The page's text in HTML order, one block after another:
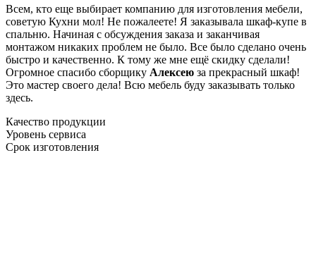
Всем, кто еще выбирает компанию для изготовления мебели,
советую Кухни мол! Не пожалеете! Я заказывала шкаф-купе в
спальню. Начиная с обсуждения заказа и заканчивая
монтажом никаких проблем не было. Все было сделано очень
быстро и качественно. К тому же мне ещё скидку сделали!
Огромное спасибо сборщику Алексею за прекрасный шкаф!
Это мастер своего дела! Всю мебель буду заказывать только
здесь.
Качество продукции
Уровень сервиса
Срок изготовления